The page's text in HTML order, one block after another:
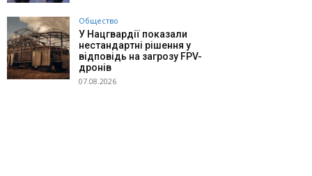
Общество
У Нацгвардії показали
нестандартні рішення у
відповідь на загрозу FPV-
дронів
07.08.2026